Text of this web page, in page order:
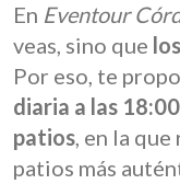
En Eventour
veas, sino que
Por eso, te
diaria a las
patios, en la
patios más